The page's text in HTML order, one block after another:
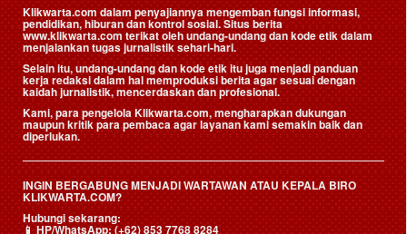
Klikwarta.com dalam penyajiannya mengemban fungsi informasi,
pendidikan, hiburan dan kontrol sosial. Situs berita
www.klikwarta.com terikat oleh undang-undang dan kode etik dalam
menjalankan tugas jurnalistik sehari-hari.
Selain itu, undang-undang dan kode etik itu juga menjadi panduan
kerja redaksi dalam hal memproduksi berita agar sesuai dengan
kaidah jurnalistik, mencerdaskan dan profesional.
Kami, para pengelola Klikwarta.com, mengharapkan dukungan
maupun kritik para pembaca agar layanan kami semakin baik dan
diperlukan.
INGIN BERGABUNG MENJADI WARTAWAN ATAU KEPALA BIRO
KLIKWARTA.COM?
Hubungi sekarang:
📱HP/WhatsApp:(+62) 853 7768 8284